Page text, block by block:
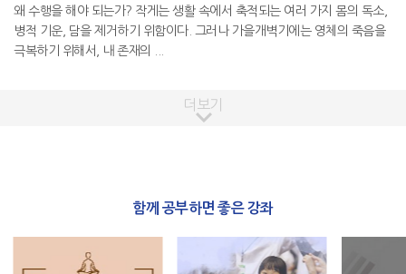
왜 수행을 해야 되는가? 작게는 생활 속에서 축적되는 여러 가지 몸의 독소,
병적 기운, 담을 제거하기 위함이다. 그러나 가을개벽기에는 영체의 죽음을
극복하기 위해서, 내 존재의 ...
더보기
함께 공부하면 좋은 강좌